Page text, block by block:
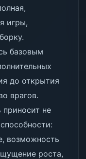
игры,
базовым
до открытия
врагов.
не
возможность
роста,